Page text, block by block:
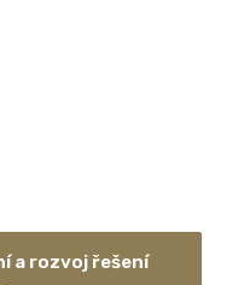
a rozvoj řešení